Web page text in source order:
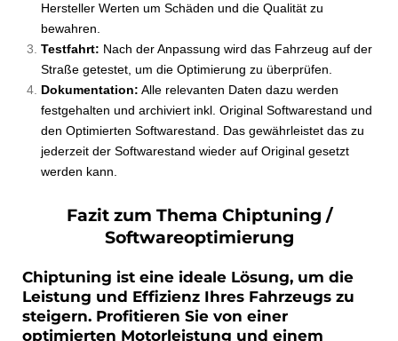
Hersteller Werten um Schäden und die Qualität zu
bewahren.
Testfahrt: Nach der Anpassung wird das Fahrzeug auf der
Straße getestet, um die Optimierung zu überprüfen.
Dokumentation: Alle relevanten Daten dazu werden
festgehalten und archiviert inkl. Original Softwarestand und
den Optimierten Softwarestand. Das gewährleistet das zu
jederzeit der Softwarestand wieder auf Original gesetzt
werden kann.
Fazit zum Thema Chiptuning /
Softwareoptimierung
Chiptuning ist eine ideale Lösung, um die
Leistung und Effizienz Ihres Fahrzeugs zu
steigern. Profitieren Sie von einer
optimierten Motorleistung und einem